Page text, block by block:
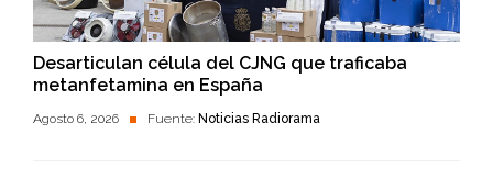
Desarticulan célula del CJNG que traficaba
metanfetamina en España
Agosto 6, 2026 Fuente: Noticias Radiorama